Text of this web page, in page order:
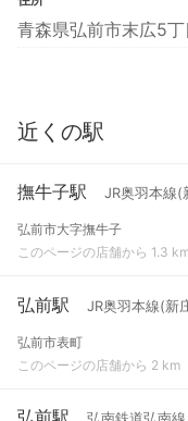
青森県弘前市末広5
近くの駅
撫牛子駅 JR奥羽本線(
弘前市大字撫牛子
このページの店舗から 1.3
弘前駅 JR奥羽本線(新
弘前市表町
このページの店舗から 2 km
弘前駅